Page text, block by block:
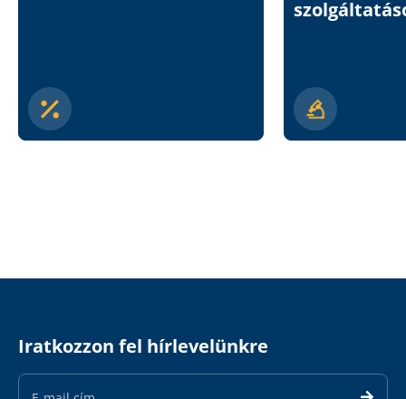
Iratkozzon fel hírlevelünkre
Email
Address